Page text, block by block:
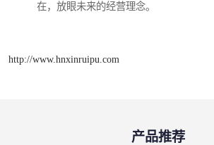
在，放眼未来的经营理念。
http://www.hnxinruipu.com
产品推荐